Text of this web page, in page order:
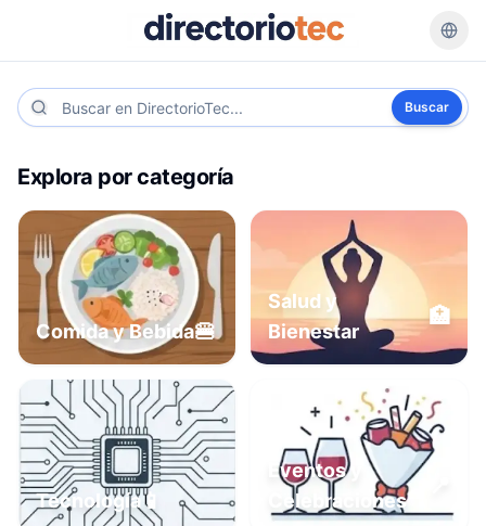
Buscar
Explora por categoría
Comida y Bebida🍔
Salud y
Bienestar
🏥
Tecnología📱
Eventos y
Celebraciones